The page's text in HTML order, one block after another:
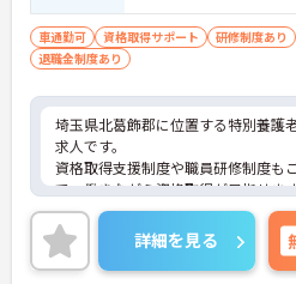
車通勤可 資格取得サポート 研修制度あり
退職金制度あり
埼玉県北葛飾郡に位置する特別養護
求人です。
資格取得支援制度や職員研修制度も
で、働きながら資格取得が目指せま
ご興味ある方はお気軽にお問い合わ
詳細を見る